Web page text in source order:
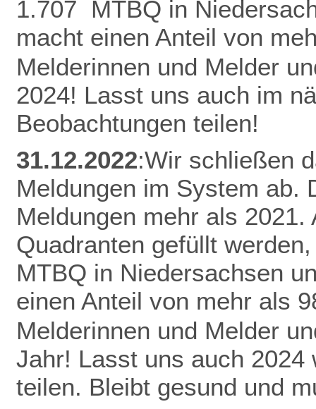
1.707 MTBQ in
macht einen Anteil von
Melderinnen und Melder
2024! Lasst uns auch im
Beobachtungen teilen!
31.12.2022:Wir schließen
Meldungen im System ab.
Meldungen mehr als 2021.
Quadranten gefüllt
MTBQ in Niedersachsen
einen Anteil von mehr als
Melderinnen und Melder
Jahr! Lasst uns auch 2024
teilen. Bleibt gesund und